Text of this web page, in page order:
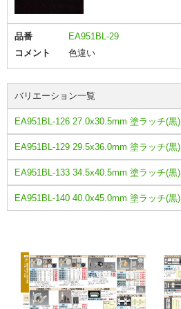
品番
EA951BL-29
コメント
色違い
バリエーション一覧
EA951BL-126 27.0x30.5mm 塗ラッチ(黒)
EA951BL-129 29.5x36.0mm 塗ラッチ(黒)
EA951BL-133 34.5x40.5mm 塗ラッチ(黒)
EA951BL-140 40.0x45.0mm 塗ラッチ(黒)